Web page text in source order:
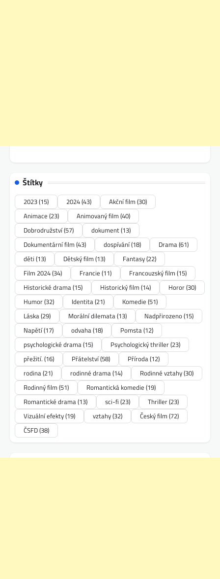
Štítky
2023(15) 2024(43) Akční film (30)
Animace (23) Animovaný film (40)
Dobrodružství(57) dokument(13)
Dokumentární film (43) dospívání(18) Drama(61)
děti (13) Dětský film (13) Fantasy(22)
Film 2024(34) Francie (11) Francouzský film (15)
Historické drama(15) Historický film (14) Horor(30)
Humor(32) Identita(21) Komedie (51)
Láska(29) Morální dilemata(13) Nadpřirozeno(15)
Napětí(17) odvaha(18) Pomsta(12)
psychologické drama(15) Psychologický thriller(23)
přežití. (16) Přátelství(58) Příroda(12)
rodina(21) rodinné drama(14) Rodinné vztahy(30)
Rodinný film (51) Romantická komedie (19)
Romantické drama(13) sci-fi (23) Thriller(23)
Vizuální efekty(19) vztahy(32) Český film (72)
ČSFD(38)